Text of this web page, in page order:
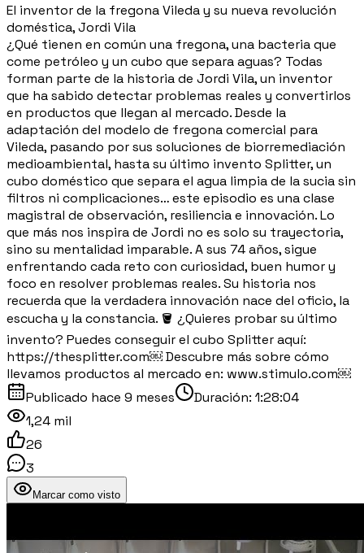
El inventor de la fregona Vileda y su nueva revolución
doméstica, Jordi Vila
¿Qué tienen en común una fregona, una bacteria que
come petróleo y un cubo que separa aguas? Todas
forman parte de la historia de Jordi Vila, un inventor
que ha sabido detectar problemas reales y convertirlos
en productos que llegan al mercado. Desde la
adaptación del modelo de fregona comercial para
Vileda, pasando por sus soluciones de biorremediación
medioambiental, hasta su último invento Splitter, un
cubo doméstico que separa el agua limpia de la sucia sin
filtros ni complicaciones… este episodio es una clase
magistral de observación, resiliencia e innovación. Lo
que más nos inspira de Jordi no es solo su trayectoria,
sino su mentalidad imparable. A sus 74 años, sigue
enfrentando cada reto con curiosidad, buen humor y
foco en resolver problemas reales. Su historia nos
recuerda que la verdadera innovación nace del oficio, la
escucha y la constancia. 🪣 ¿Quieres probar su último
invento? Puedes conseguir el cubo Splitter aquí:
https://thesplitter.com￼ Descubre más sobre cómo
llevamos productos al mercado en: www.stimulo.com￼
Publicado hace 9 meses Duración: 1:28:04
1,24 mil
26
3
Marcar como visto